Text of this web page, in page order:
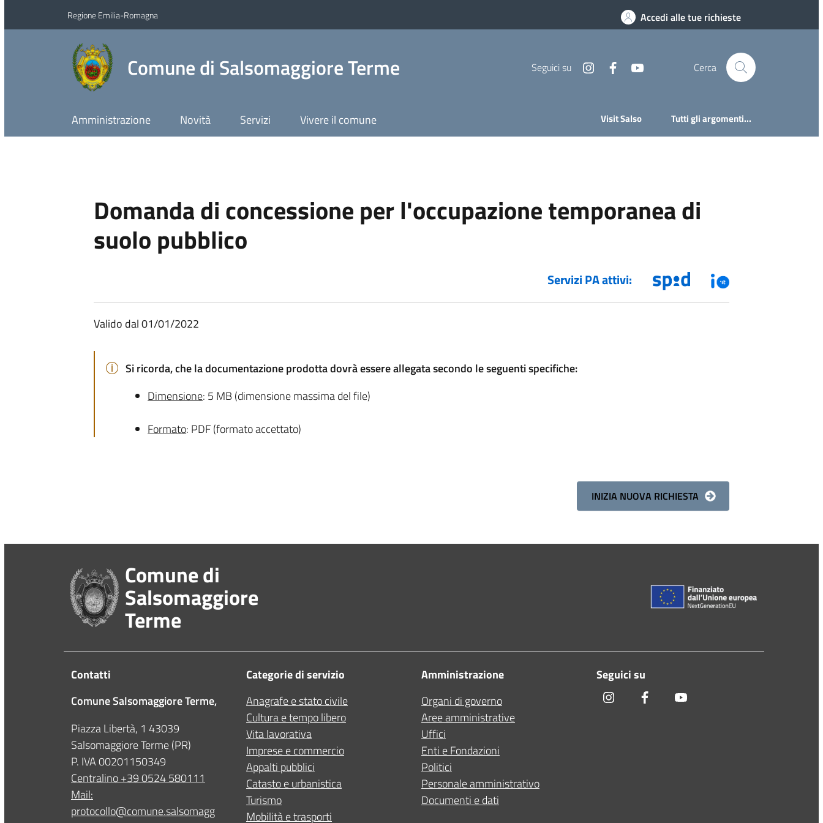
Regione Emilia-Romagna Accedi alle tue richieste
Comune di Salsomaggiore Terme Seguici su instagramfacebook Cerca
Amministrazione Novità Servizi Vivere il comune Visit Salso Tutti gli argomenti...
Domanda di concessione per l'occupazione temporanea di
suolo pubblico
Servizi PA attivi:
Valido dal 01/01/2022
Si ricorda, che la documentazione prodotta dovrà essere allegata secondo le seguenti specifiche:
Dimensione: 5 MB (dimensione massima del file)
Formato: PDF (formato accettato)
Comune di
Salsomaggiore
Terme
Contatti
Comune Salsomaggiore Terme,
Piazza Libertà, 1 43039
Salsomaggiore Terme (PR)
P. IVA 00201150349
Centralino +39 0524 580111
Mail:
protocollo@comune.salsomagg
Categorie di servizio
Anagrafe e stato civile
Cultura e tempo libero
Vita lavorativa
Imprese e commercio
Appalti pubblici
Catasto e urbanistica
Turismo
Mobilità e trasporti
Amministrazione
Organi di governo
Aree amministrative
Uffici
Enti e Fondazioni
Politici
Personale amministrativo
Documenti e dati
Seguici su
instagram facebook